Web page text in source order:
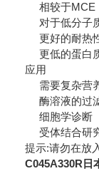
相较于MCE
对于低分子
更好的耐热
更低的蛋白
应用
需要复杂营
酶溶液的过
细胞学诊断
受体结合研
提示:请勿在放
C045A330R日